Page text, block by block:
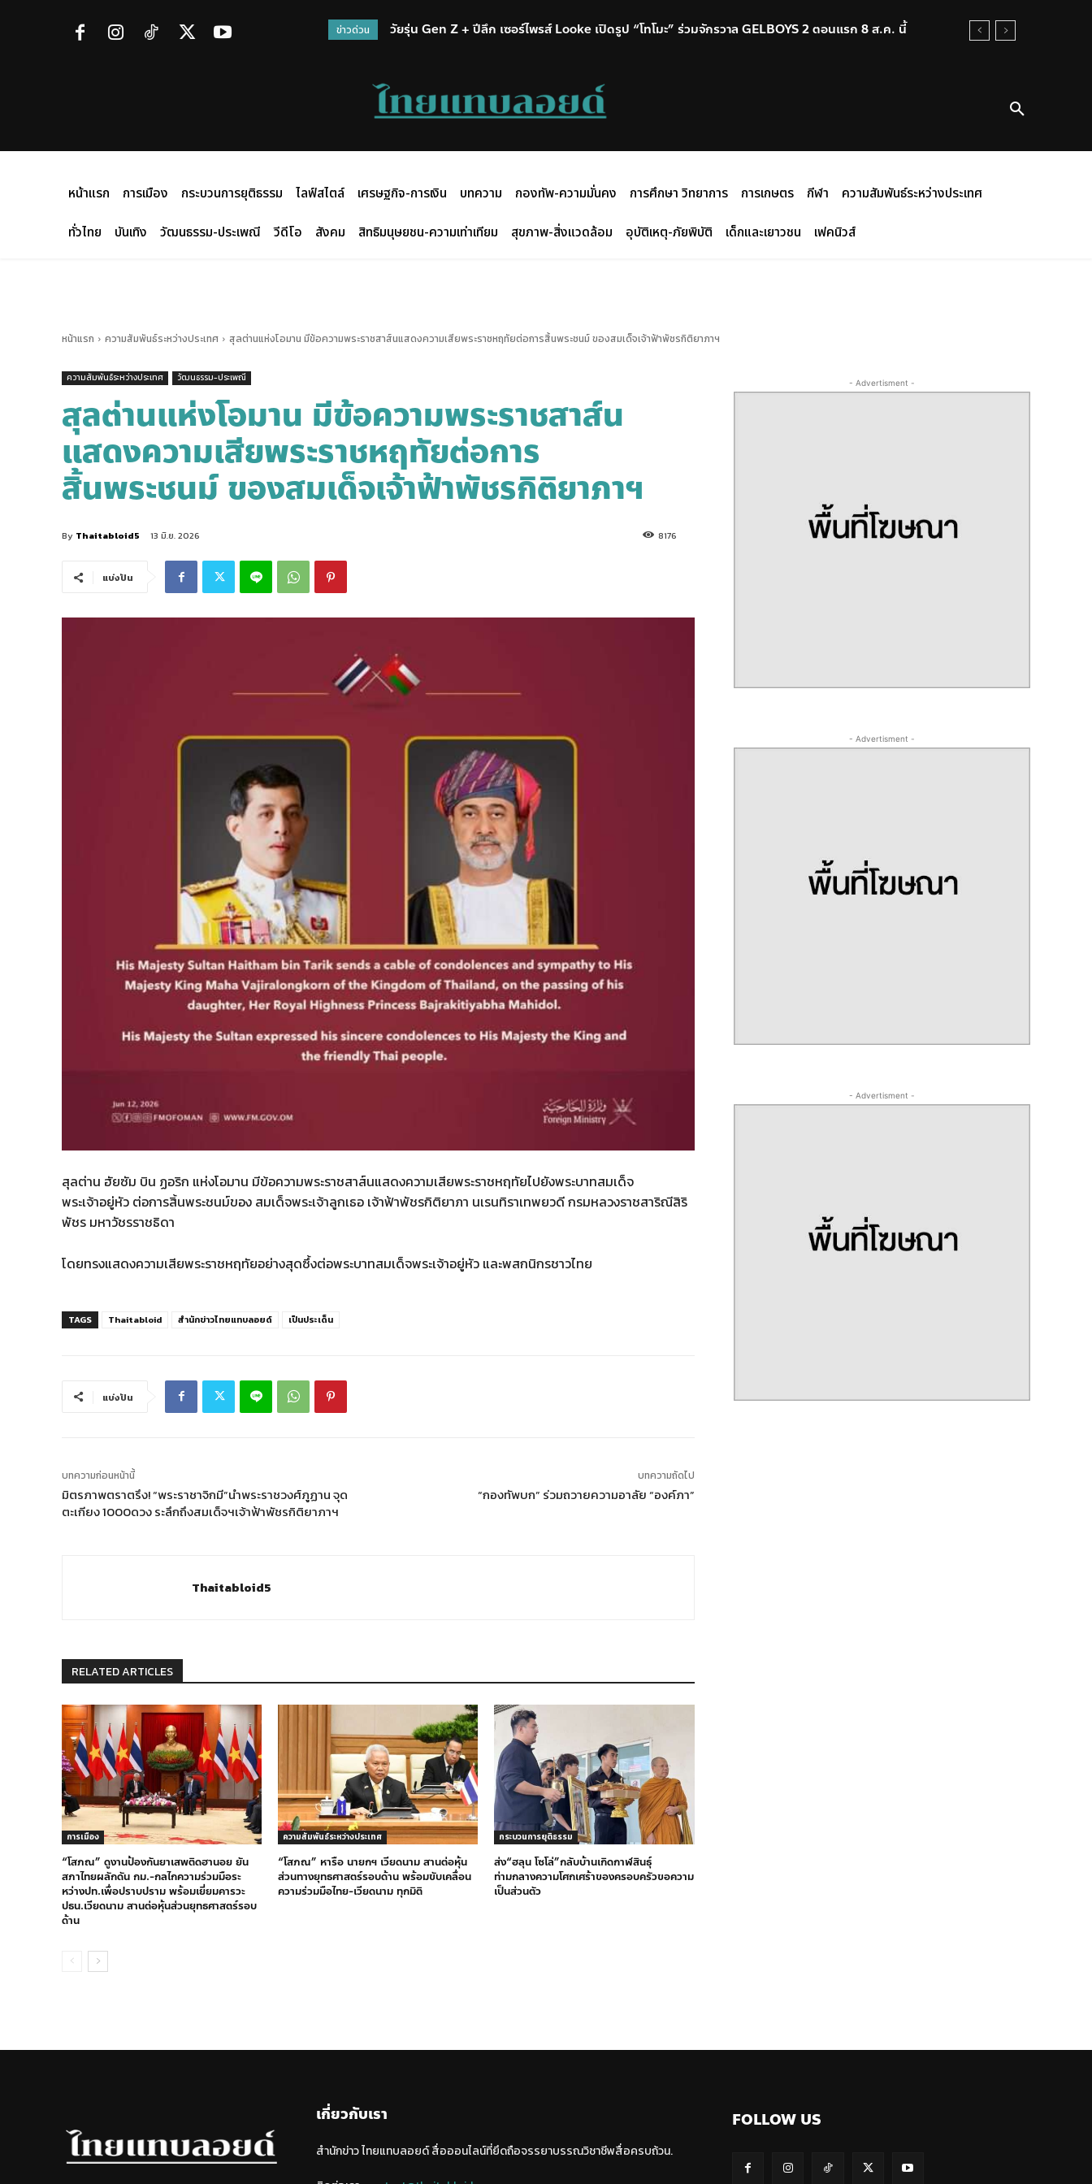
ข่าวด่วน วัยรุ่น Gen Z + ปีลึก เซอร์ไพรส์ Looke เปิดรูป “โทโมะ” ร่วมจักรวาล GELBOYS 2 ตอนแรก 8 ส.ค. นี้
หน้าแรก การเมือง กระบวนการยุติธรรม ไลฟ์สไตล์ เศรษฐกิจ-การเงิน บทความ กองทัพ-ความมั่นคง การศึกษา วิทยาการ การเกษตร กีฬา
ความสัมพันธ์ระหว่างประเทศ
ทั่วไทย
บันเทิง วัฒนธรรม-ประเพณี วีดีโอ สังคม สิทธิมนุษยชน-ความเท่าเทียม สุขภาพ-สิ่งแวดล้อม อุบัติเหตุ-ภัยพิบัติ เด็กและเยาวชน เฟคนิวส์
หน้าแรก ความสัมพันธ์ระหว่างประเทศ สุลต่านแห่งโอมาน มีข้อความพระราชสาส์นแสดงความเสียพระราชหฤทัยต่อการสิ้นพระชนม์ ของสมเด็จเจ้าฟ้าพัชรกิติยาภาฯ
ความสัมพันธ์ระหว่างประเทศ วัฒนธรรม-ประเพณี
สุลต่านแห่งโอมาน มีข้อความพระราชสาส์น
แสดงความเสียพระราชหฤทัยต่อการ
สิ้นพระชนม์ ของสมเด็จเจ้าฟ้าพัชรกิติยาภาฯ
By Thaitabloid5 13 มิ.ย. 2026 8176
แบ่งปัน
สุลต่าน ฮัยซัม บิน ฏอริก แห่งโอมาน มีข้อความพระราชสาส์นแสดงความเสียพระราชหฤทัยไปยังพระบาทสมเด็จ
พระเจ้าอยู่หัว ต่อการสิ้นพระชนม์ของ สมเด็จพระเจ้าลูกเธอ เจ้าฟ้าพัชรกิติยาภา นเรนทิราเทพยวดี กรมหลวงราชสาริณีสิริ
พัชร มหาวัชรราชธิดา
โดยทรงแสดงความเสียพระราชหฤทัยอย่างสุดซึ้งต่อพระบาทสมเด็จพระเจ้าอยู่หัว และพสกนิกรชาวไทย
TAGS Thaitabloid สำนักข่าวไทยแทบลอยด์ เป็นประเด็น
แบ่งปัน
บทความก่อนหน้านี้
มิตรภาพตราตรึง! “พระราชาจิกมี”นำพระราชวงศ์ภูฏาน จุด
ตะเกียง 1000ดวง ระลึกถึงสมเด็จฯเจ้าฟ้าพัชรกิติยาภาฯ
บทความถัดไป
“กองทัพบก” ร่วมถวายความอาลัย “องค์ภา”
Thaitabloid5
RELATED ARTICLES
การเมือง
“โสภณ” ดูงานป้องกันยาเสพติดฮานอย ยัน
สภาไทยผลักดัน กม.-กลไกความร่วมมือระ
หว่างปท.เพื่อปราบปราม พร้อมเยี่ยมคารวะ
ปธน.เวียดนาม สานต่อหุ้นส่วนยุทธศาสตร์รอบ
ด้าน
ความสัมพันธ์ระหว่างประเทศ
“โสภณ” หารือ นายกฯ เวียดนาม สานต่อหุ้น
ส่วนทางยุทธศาสตร์รอบด้าน พร้อมขับเคลื่อน
ความร่วมมือไทย-เวียดนาม ทุกมิติ
กระบวนการยุติธรรม
ส่ง“ฮลุน โซโล่”กลับบ้านเกิดกาฬสินธุ์
ท่ามกลางความโศกเศร้าของครอบครัวขอความ
เป็นส่วนตัว
- Advertisment -
- Advertisment -
- Advertisment -
เกี่ยวกับเรา
สำนักข่าว ไทยแทบลอยด์ สื่อออนไลน์ที่ยึดถือจรรยาบรรณวิชาชีพสื่อครบถ้วน.
FOLLOW US